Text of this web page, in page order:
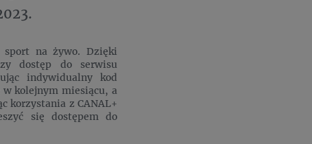
na żywo. Dzięki
dostęp do serwisu
indywidualny kod
w kolejnym miesiącu, a
korzystania z CANAL+
się dostępem do